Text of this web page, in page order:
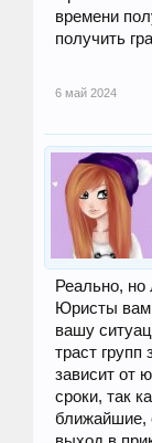
времени
получить
6 май 2024
Реально, но
Юристы вам
вашу
траст групп
зависит от
сроки, так
ближайшие,